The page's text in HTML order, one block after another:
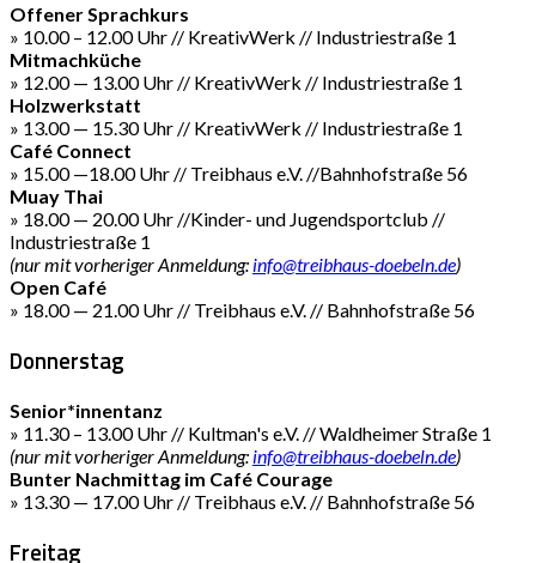
Offener Sprachkurs
» 10.00 – 12.00 Uhr // KreativWerk // Industriestraße 1
Mitmachküche
» 12.00 — 13.00 Uhr // KreativWerk // Industriestraße 1
Holzwerkstatt
» 13.00 — 15.30 Uhr // KreativWerk // Industriestraße 1
Café Connect
» 15.00 —18.00 Uhr // Treibhaus e.V. //Bahnhofstraße 56
Muay Thai
» 18.00 — 20.00 Uhr //Kinder- und Jugendsportclub //
Industriestraße 1
(nur mit vorheriger Anmeldung: info@treibhaus-doebeln.de)
Open Café
» 18.00 — 21.00 Uhr // Treibhaus e.V. // Bahnhofstraße 56
Donnerstag
Senior*innentanz
» 11.30 – 13.00 Uhr // Kultman's e.V. // Waldheimer Straße 1
(nur mit vorheriger Anmeldung: info@treibhaus-doebeln.de)
Bunter Nachmittag im Café Courage
» 13.30 — 17.00 Uhr // Treibhaus e.V. // Bahnhofstraße 56
Freitag